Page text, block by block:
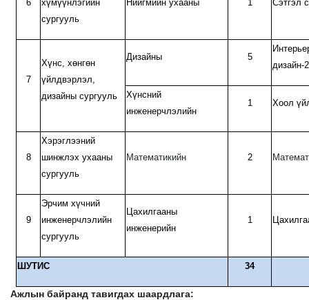
6
хүмүүнлэгийн
сургууль
Нийгмийн ухааны 1 Сэтгэл
7
Хүнс, хөнгөн
үйлдвэрлэл,
дизайны сургууль
Дизайны 5
дизайн-
Хүнсний
инженерчлэлийн
1 Хоол
8
Хэрэглээний
шинжлэх ухааны
сургууль
Математикийн 2
9
Эрчим хүчний
инженерчлэлийн
сургууль
Цахилгааны
инженерийн
1
ШУТИС 34
Ажлын байранд тавигдах шаардлага: